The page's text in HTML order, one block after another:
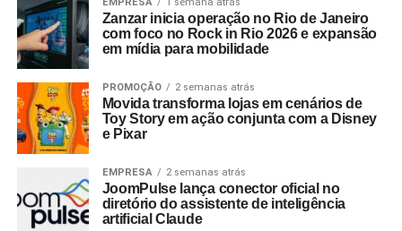
Zanzar inicia operação no Rio de Janeiro
com foco no Rock in Rio 2026 e expansão
em mídia para mobilidade
PROMOÇÃO 2 semanas atrás
Movida transforma lojas em cenários de
Toy Story em ação conjunta com a Disney
e Pixar
EMPRESA 2 semanas atrás
JoomPulse lança conector oficial no
diretório do assistente de inteligência
artificial Claude